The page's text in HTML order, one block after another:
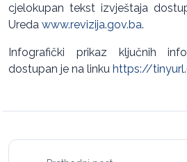
cjelokupan tekst izvještaja
Ureda www.revizija.gov.ba.
Infografički prikaz ključnih
dostupan je na linku https://